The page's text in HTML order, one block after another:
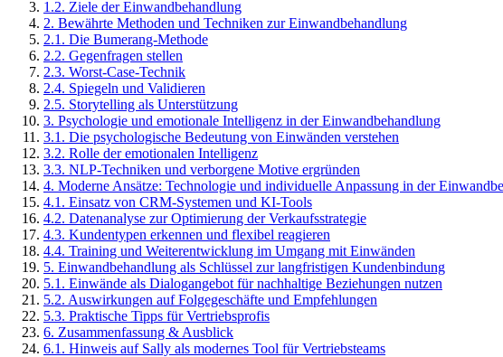
1 .2. Ziele der Einwandbehandlung
2. Bewährte Methoden und Techniken zur Einwandbehandlung
2.1 . Die Bumerang-Methode
2.2. Gegenfragen stellen
2.3. Worst-Case-Technik
2.4. Spiegeln und Validieren
2.5. Storytelling als Unterstützung
3. Psychologie und emotionale Intelligenz in der Einwandbehandlung
3.1 . Die psychologische Bedeutung von Einwänden verstehen
3.2. Rolle der emotionalen Intelligenz
3.3. NLP-Techniken und verborgene Motive ergründen
4. Moderne Ansätze: Technologie und individuelle Anpassung in der
4.1 . Einsatz von CRM-Systemen und KI-Tools
4.2. Datenanalyse zur Optimierung der Verkaufsstrategie
4.3. Kundentypen erkennen und flexibel reagieren
4.4. Training und Weiterentwicklung im Umgang mit Einwänden
5. Einwandbehandlung als Schlüssel zur langfristigen Kundenbindung
5.1 . Einwände als Dialogangebot für nachhaltige Beziehungen nutzen
5.2. Auswirkungen auf Folgegeschäfte und Empfehlungen
5.3. Praktische Tipps für Vertriebsprofis
6. Zusammenfassung & Ausblick
6.1 . Hinweis auf Sally als modernes Tool für Vertriebsteams